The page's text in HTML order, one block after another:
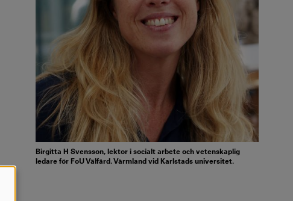
Birgitta H Svensson, lektor i socialt arbete och vetenskaplig
ledare för FoU Välfärd. Värmland vid Karlstads universitet.